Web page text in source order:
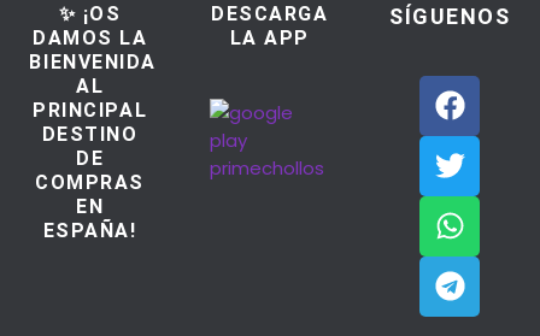
✨ ¡OS
DAMOS LA
BIENVENIDA
AL
PRINCIPAL
DESTINO
DE
COMPRAS
EN
ESPAÑA!
DESCARGA
LA APP
SÍGUENOS